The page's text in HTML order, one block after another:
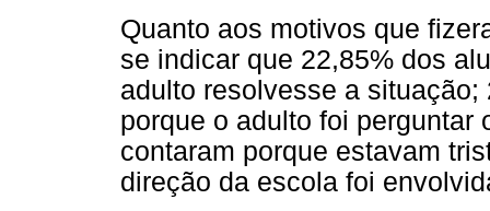
Quanto aos motivos que
se indicar que 22,85% dos
adulto resolvesse a
porque o adulto foi perguntar
contaram porque estavam
direção da escola foi